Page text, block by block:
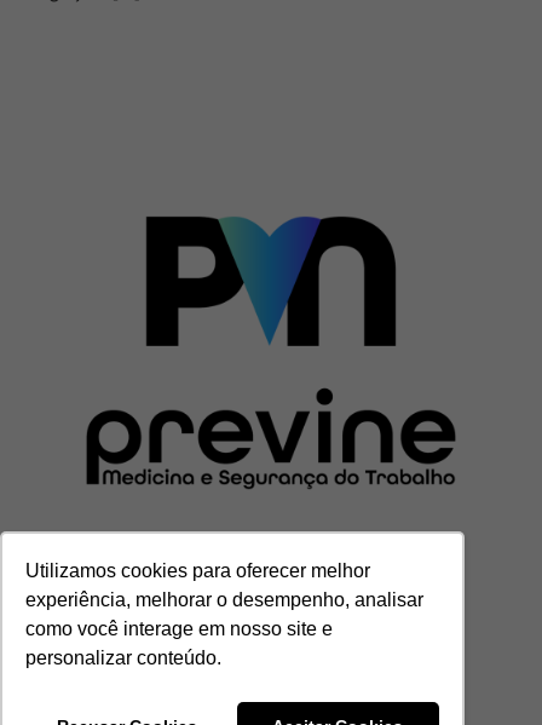
Utilizamos cookies para oferecer melhor
experiência, melhorar o desempenho, analisar
como você interage em nosso site e
personalizar conteúdo.
CENTRAL DE ATENDIMENTO
(11) 3201-7000
contato@grupoprevine.com.br